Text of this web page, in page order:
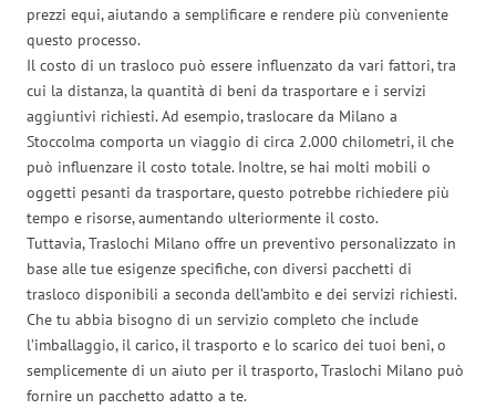
prezzi equi, aiutando a semplificare e rendere più conveniente
questo processo.
Il costo di un trasloco può essere influenzato da vari fattori, tra
cui la distanza, la quantità di beni da trasportare e i servizi
aggiuntivi richiesti. Ad esempio, traslocare da Milano a
Stoccolma comporta un viaggio di circa 2.000 chilometri, il che
può influenzare il costo totale. Inoltre, se hai molti mobili o
oggetti pesanti da trasportare, questo potrebbe richiedere più
tempo e risorse, aumentando ulteriormente il costo.
Tuttavia, Traslochi Milano offre un preventivo personalizzato in
base alle tue esigenze specifiche, con diversi pacchetti di
trasloco disponibili a seconda dell’ambito e dei servizi richiesti.
Che tu abbia bisogno di un servizio completo che include
l’imballaggio, il carico, il trasporto e lo scarico dei tuoi beni, o
semplicemente di un aiuto per il trasporto, Traslochi Milano può
fornire un pacchetto adatto a te.